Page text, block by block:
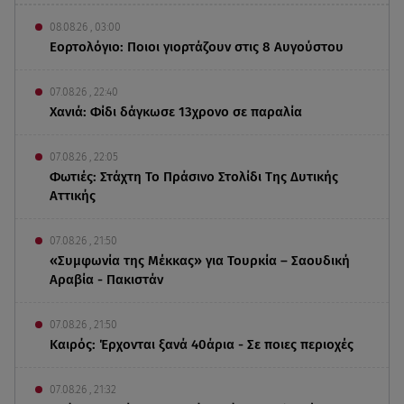
08.08.26 , 03:00
Εορτολόγιο: Ποιοι γιορτάζουν στις 8 Αυγούστου
07.08.26 , 22:40
Χανιά: Φίδι δάγκωσε 13χρονο σε παραλία
07.08.26 , 22:05
Φωτιές: Στάχτη Το Πράσινο Στολίδι Της Δυτικής
Αττικής
07.08.26 , 21:50
«Συμφωνία της Μέκκας» για Τουρκία – Σαουδική
Αραβία - Πακιστάν
07.08.26 , 21:50
Καιρός: Έρχονται ξανά 40άρια - Σε ποιες περιοχές
07.08.26 , 21:32